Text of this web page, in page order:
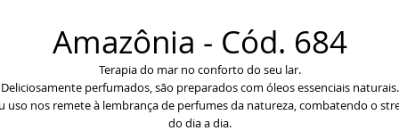
Amazônia - Cód. 684
Terapia do mar no conforto do seu lar.
Deliciosamente perfumados, são preparados com óleos essenciais naturais.
uso nos remete à lembrança de perfumes da natureza, combatendo o
do dia a dia.